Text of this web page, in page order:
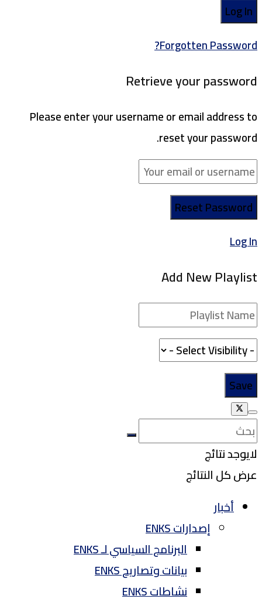
Forgotten Password?
Retrieve your password
Please enter your username or email address to
reset your password.
Log In
Add New Playlist
لايوجد نتائج
عرض كل النتائج
أخبار
إصدارات ENKS
البرنامج السياسي لـ ENKS
بيانات وتصاريح ENKS
نشاطات ENKS